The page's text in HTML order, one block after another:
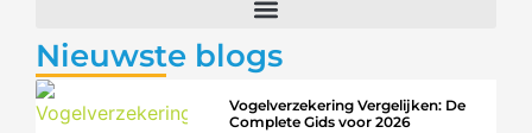
Nieuwste blogs
Vogelverzekering Vergelijken: De
Complete Gids voor 2026